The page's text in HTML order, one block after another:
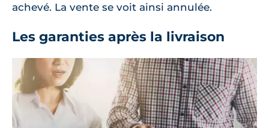
achevé. La vente se voit ainsi annulée.
Les garanties après la livraison